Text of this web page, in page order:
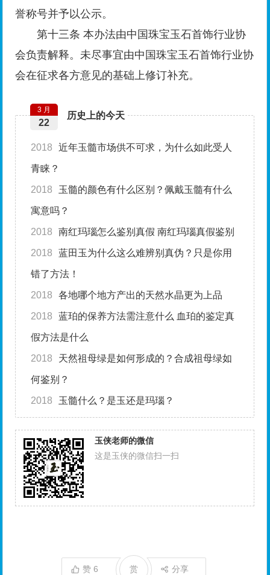
誉称号并予以公示。
第十三条 本办法由中国珠宝玉石首饰行业协
会负责解释。未尽事宜由中国珠宝玉石首饰行业协
会在征求各方意见的基础上修订补充。
历史上的今天
3 月
22
2018 近年玉髓市场供不可求，为什么如此受人
青睐？
2018 玉髓的颜色有什么区别？佩戴玉髓有什么
寓意吗？
2018 南红玛瑙怎么鉴别真假 南红玛瑙真假鉴别
2018 蓝田玉为什么这么难辨别真伪？只是你用
错了方法！
2018 各地哪个地方产出的天然水晶更为上品
2018 蓝珀的保养方法需注意什么 血珀的鉴定真
假方法是什么
2018 天然祖母绿是如何形成的？合成祖母绿如
何鉴别？
2018 玉髓什么？是玉还是玛瑙？
玉侠老师的微信
这是玉侠的微信扫一扫
赞6 分享
赏